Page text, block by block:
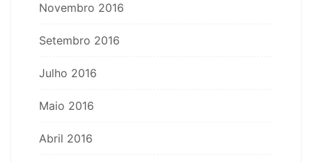
Novembro 2016
Setembro 2016
Julho 2016
Maio 2016
Abril 2016